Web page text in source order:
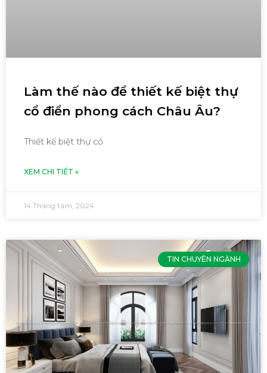
Làm thế nào để thiết kế biệt thự
cổ điển phong cách Châu Âu?
Thiết kế biệt thự cổ
XEM CHI TIẾT »
14 Tháng tám, 2024
TIN CHUYÊN NGÀNH